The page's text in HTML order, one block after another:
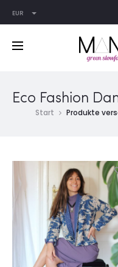
EUR
Eco Fashion
Start Produkte